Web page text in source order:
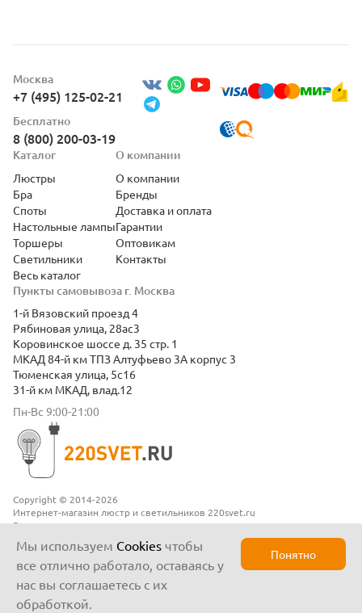
Copyright © 2014-2026
Интернет-магазин люстр и светильников 220svet.ru
Все права защищены
Москва
+7 (495) 125-02-21
Бесплатно
8 (800) 200-03-19
Пункты самовывоза г. Москва
1-й Вязовский проезд 4
Рябиновая улица, 28ас3
Коровинское шоссе д. 35 стр. 1
МКАД 84-й км ТПЗ Алтуфьево 3А корпус 3
Тюменская улица, 5с16
31-й км МКАД, влад.12
Пн-Вс 9:00-21:00
Каталог
Люстры
Бра
Споты
Настольные лампы
Торшеры
Светильники
Весь каталог
О компании
О компании
Бренды
Доставка и оплата
Гарантии
Оптовикам
Контакты
Мы используем Cookies чтобы
все отлично работало, оставаясь у
нас вы соглашаетесь с их
обработкой.
Понятно